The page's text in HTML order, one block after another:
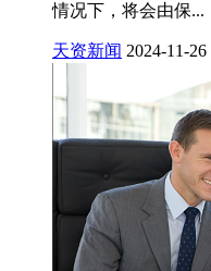
情况下，将会由保...
天资新闻 2024-11-26